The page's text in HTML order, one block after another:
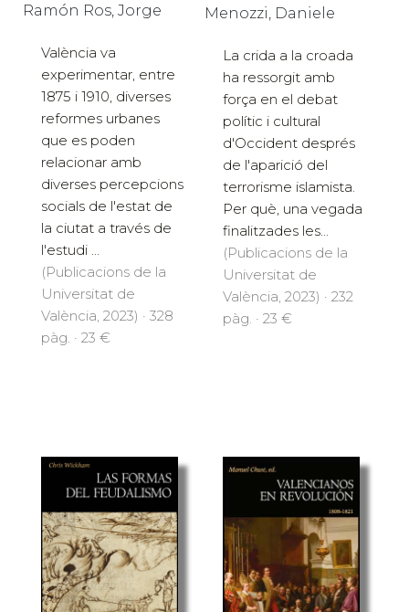
Ramón Ros, Jorge
València va
experimentar, entre
1875 i 1910, diverses
reformes urbanes
que es poden
relacionar amb
diverses percepcions
socials de l'estat de
la ciutat a través de
l'estudi ...
(Publicacions de la
Universitat de
València, 2023) · 328
pàg. · 23 €
Menozzi, Daniele
La crida a la croada
ha ressorgit amb
força en el debat
polític i cultural
d'Occident després
de l'aparició del
terrorisme islamista.
Per què, una vegada
finalitzades les...
(Publicacions de la
Universitat de
València, 2023) · 232
pàg. · 23 €